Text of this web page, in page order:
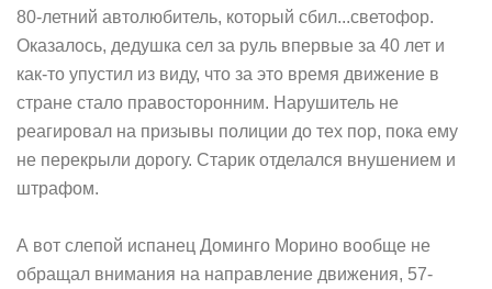
80-летний автолюбитель, который сбил...светофор.
Оказалось, дедушка сел за руль впервые за 40 лет и
как-то упустил из виду, что за это время движение в
стране стало правосторонним. Нарушитель не
реагировал на призывы полиции до тех пор, пока ему
не перекрыли дорогу. Старик отделался внушением и
штрафом.
А вот слепой испанец Доминго Морино вообще не
обращал внимания на направление движения, 57-